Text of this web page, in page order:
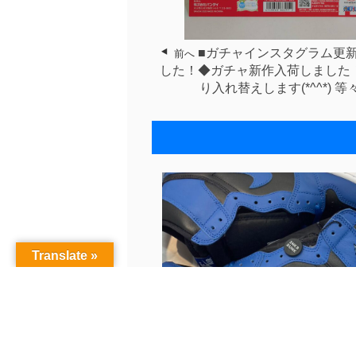
前へ ■ガチャインスタグラム更
した！◆ガチャ新作入荷しました
り入れ替えします(*^^*)⁡ 等
Translate »